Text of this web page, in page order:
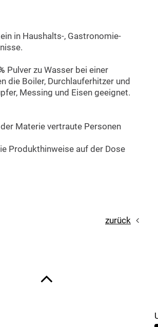
in Haushalts-, Gastronomie-
Pulver zu Wasser bei einer
die Boiler, Durchlauferhitzer und
Messing und Eisen geeignet.
Materie vertraute Personen
Produkthinweise auf der Dose
zurück